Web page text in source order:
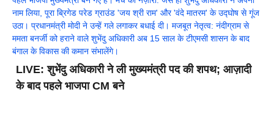
LIVE: शुभेंदु अधिकारी ने ली मुख्यमंत्री पद की शपथ; आज़ादी
के बाद पहले भाजपा CM बने